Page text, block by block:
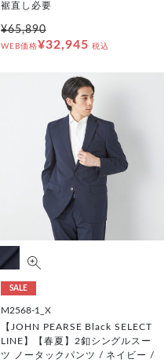
裾直し必要
¥65,890
WEB価格¥32,945 税込
SALE
M2568-1_X
【JOHN PEARSE Black SELECT
LINE】【春夏】2釦シングルスー
ツ ノータックパンツ / ネイビー /